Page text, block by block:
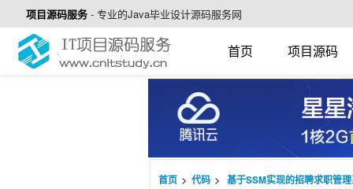
项目源码服务 - 专业的Java毕业设计源码服务网
首页 项目源码
首页 > 代码 > 基于SSM实现的招聘求职管